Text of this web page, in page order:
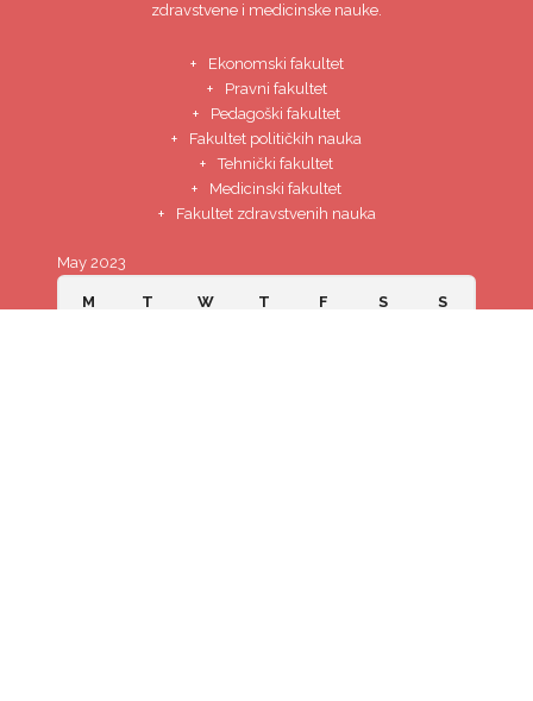
zdravstvene i medicinske nauke.
Ekonomski fakultet
Pravni fakultet
Pedagoški fakultet
Fakultet političkih nauka
Tehnički fakultet
Medicinski fakultet
Fakultet zdravstvenih nauka
May 2023
M T W T F S S